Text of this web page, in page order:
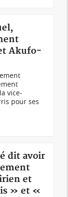
Akufo-
vice-
pour ses
dit avoir
et
» et «